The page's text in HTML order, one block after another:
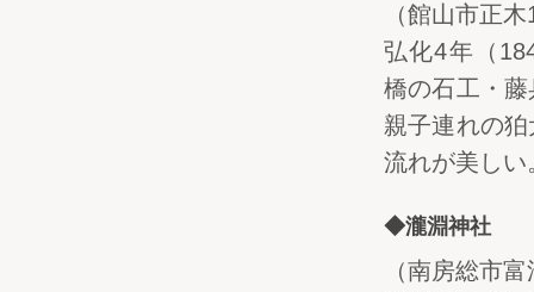
（館山市正
弘化4年（
橋の石工・
親子連れの
流れが美しい
◆瀧淵神社
（南房総市